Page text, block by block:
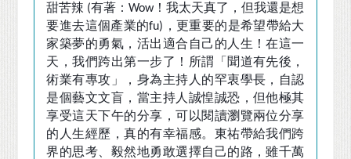
甜苦辣 (有著：Wow ！我太天真了，但我還是想
要進去這個產業的fu) ，更重要的是希望帶給大
家築夢的勇氣，活出適合自己的人生！在這一
天，我們跨出第一步了！所謂 「 聞道有先後，
術業有專攻 」
，身為主持人的罕衷學長，自認
是個藝文文盲，當主持人誠惶誠恐，但他極其
享受這天下午的分享，可以閱讀瀏覽兩位分享
的人生經歷，真的有幸福感。東祐帶給我們跨
界的思考、毅然地勇敢選擇自己的路，雖千萬